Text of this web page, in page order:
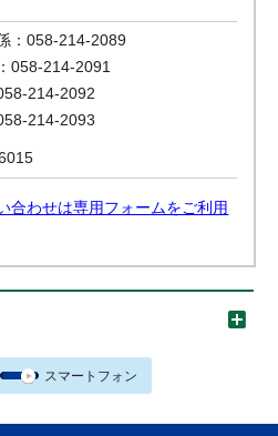
：058-214-2089
058-214-2091
214-2092
214-2093
合わせは専用フォームをご利用
スマートフォン